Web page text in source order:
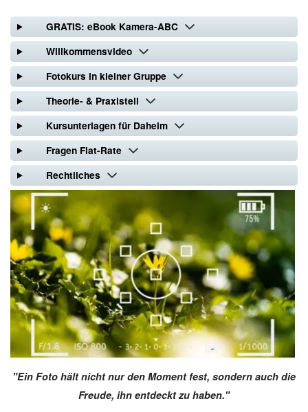
GRATIS: eBook Kamera-ABC
Willkommensvideo
Fotokurs in kleiner Gruppe
Theorie- & Praxisteil
Kursunterlagen für Daheim
Fragen Flat-Rate
Rechtliches
"Ein Foto hält nicht nur den Moment fest, sondern auch die
Freude, ihn entdeckt zu haben."